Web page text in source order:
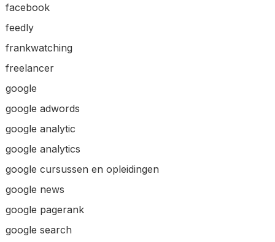
facebook
feedly
frankwatching
freelancer
google
google adwords
google analytic
google analytics
google cursussen en opleidingen
google news
google pagerank
google search